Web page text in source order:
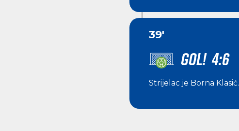
39'
GOL! 4:6
Strijelac je Borna Klasić.